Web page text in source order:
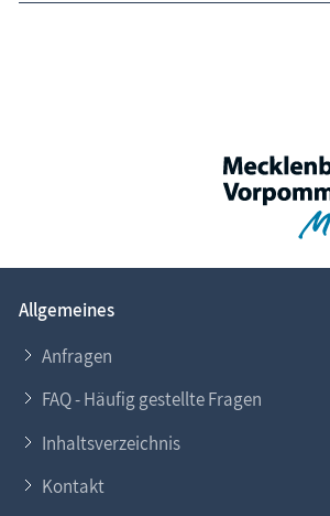
Allgemeines
Anfragen
FAQ - Häufig gestellte Fragen
Inhaltsverzeichnis
Kontakt